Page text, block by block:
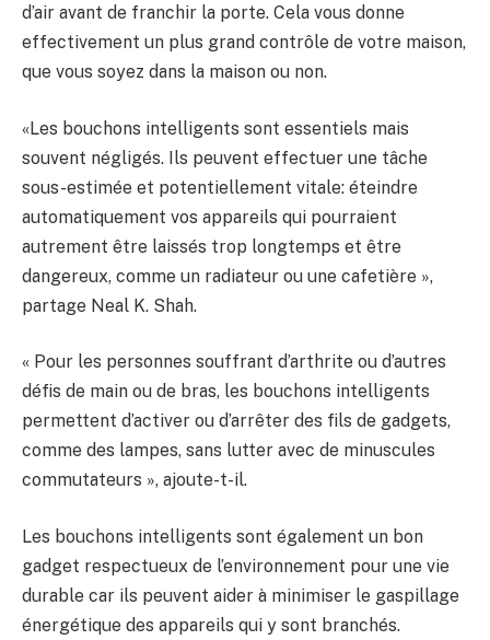
d’air avant de franchir la porte. Cela vous donne
effectivement un plus grand contrôle de votre maison,
que vous soyez dans la maison ou non.
«Les bouchons intelligents sont essentiels mais
souvent négligés. Ils peuvent effectuer une tâche
sous-estimée et potentiellement vitale: éteindre
automatiquement vos appareils qui pourraient
autrement être laissés trop longtemps et être
dangereux, comme un radiateur ou une cafetière »,
partage Neal K. Shah.
« Pour les personnes souffrant d’arthrite ou d’autres
défis de main ou de bras, les bouchons intelligents
permettent d’activer ou d’arrêter des fils de gadgets,
comme des lampes, sans lutter avec de minuscules
commutateurs », ajoute-t-il.
Les bouchons intelligents sont également un bon
gadget respectueux de l’environnement pour une vie
durable car ils peuvent aider à minimiser le gaspillage
énergétique des appareils qui y sont branchés.